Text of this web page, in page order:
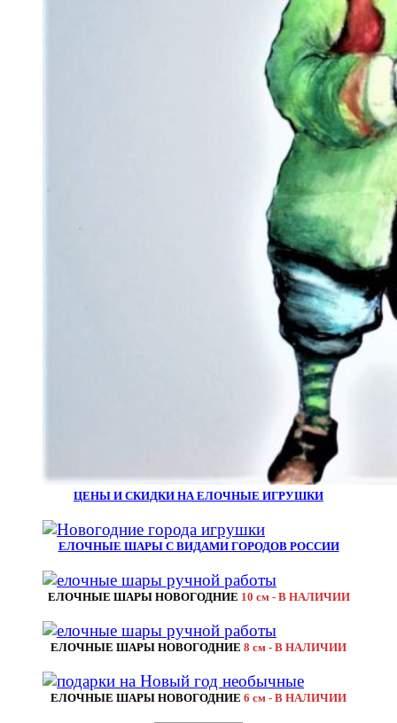
ЦЕНЫ И СКИДКИ НА ЕЛОЧНЫЕ ИГРУШКИ
ЕЛОЧНЫЕ ШАРЫ С ВИДАМИ ГОРОДОВ РОССИИ
ЕЛОЧНЫЕ ШАРЫ НОВОГОДНИЕ 10 см - В НАЛИЧИИ
ЕЛОЧНЫЕ ШАРЫ НОВОГОДНИЕ 8 см - В НАЛИЧИИ
ЕЛОЧНЫЕ ШАРЫ НОВОГОДНИЕ 6 см - В НАЛИЧИИ